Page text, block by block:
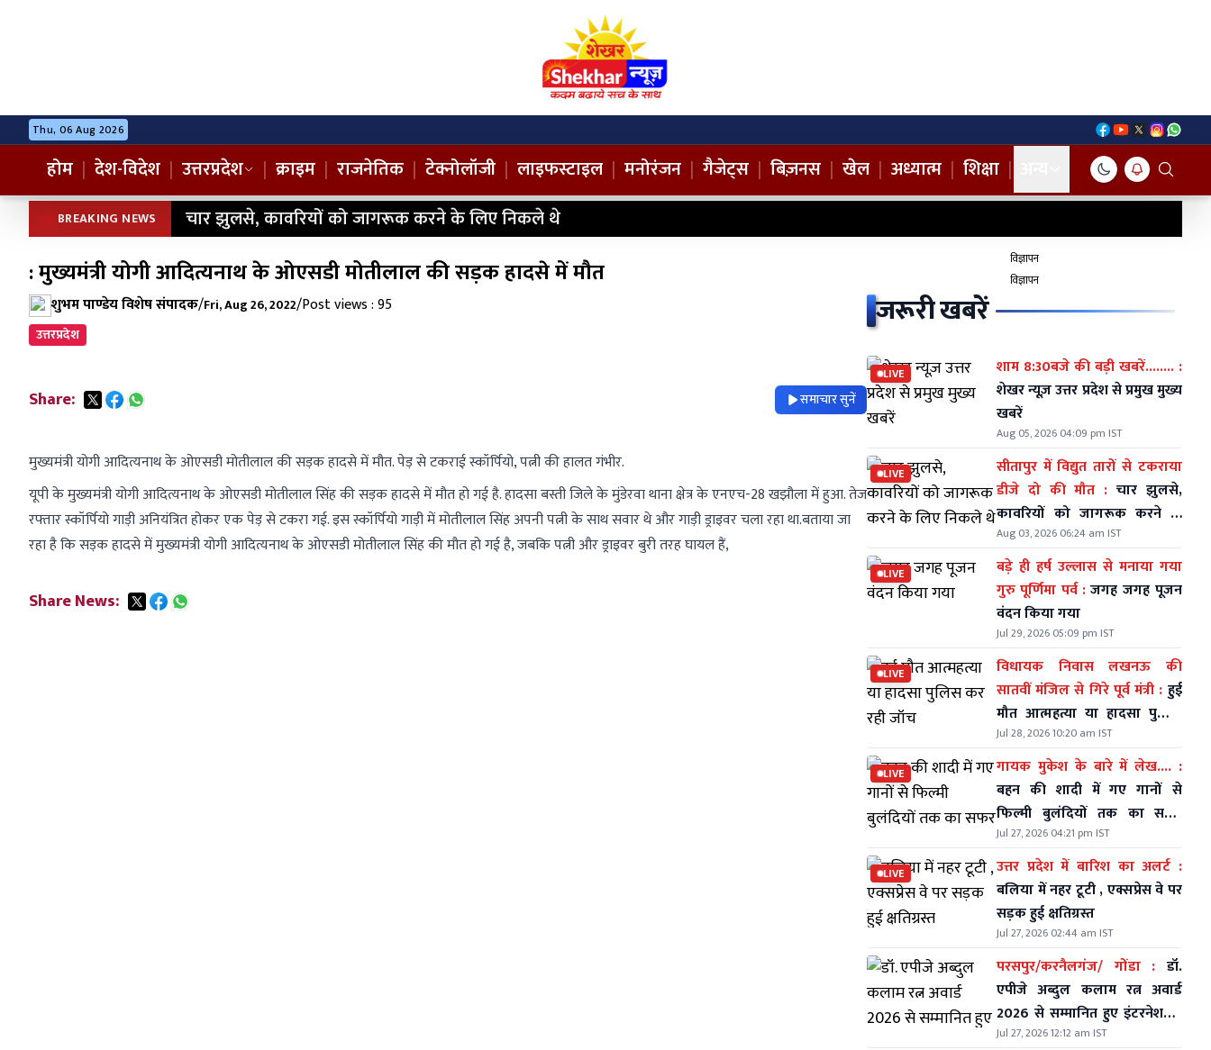
Thu, 06 Aug 2026
होम | देश-विदेश | उत्तरप्रदेश | क्राइम | राजनेतिक | टेक्नोलॉजी | लाइफस्टाइल | मनोरंजन | गैजेट्स | बिज़नस | खेल | अध्यात्म | शिक्षा |
BREAKING NEWS चार झुलसे, कावरियों को जागरूक करने के लिए निकले थे
: मुख्यमंत्री योगी आदित्यनाथ के ओएसडी मोतीलाल की सड़क हादसे में मौत
शुभम पाण्डेय विशेष संपादक/Fri, Aug 26, 2022/Post views : 95
उत्तरप्रदेश
Share: समाचार सुनें
मुख्यमंत्री योगी आदित्यनाथ के ओएसडी मोतीलाल की सड़क हादसे में मौत. पेड़ से टकराई स्कॉर्पियो, पत्नी की हालत गंभीर.
यूपी के मुख्यमंत्री योगी आदित्यनाथ के ओएसडी मोतीलाल सिंह की सड़क हादसे में मौत हो गई है. हादसा बस्ती जिले के मुंडेरवा थाना क्षेत्र के एनएच-28 खझौला में हुआ. तेज
रफ्तार स्कॉर्पियो गाड़ी अनियंत्रित होकर एक पेड़ से टकरा गई. इस स्कॉर्पियो गाड़ी में मोतीलाल सिंह अपनी पत्नी के साथ सवार थे और गाड़ी ड्राइवर चला रहा था.बताया जा
रहा है कि सड़क हादसे में मुख्यमंत्री योगी आदित्यनाथ के ओएसडी मोतीलाल सिंह की मौत हो गई है, जबकि पत्नी और ड्राइवर बुरी तरह घायल हैं,
Share News:
विज्ञापन
विज्ञापन
जरूरी खबरें
LIVE
शाम 8:30बजे की बड़ी खबरें........ :
शेखर न्यूज़ उत्तर प्रदेश से प्रमुख मुख्य
खबरें
Aug 05, 2026 04:09 pm IST
LIVE
सीतापुर में विद्युत तारों से टकराया
डीजे दो की मौत : चार झुलसे,
कावरियों को जागरूक करने के
लिए निकले थे
Aug 03, 2026 06:24 am IST
LIVE
बड़े ही हर्ष उल्लास से मनाया गया
गुरु पूर्णिमा पर्व :जगह जगह पूजन
वंदन किया गया
Jul 29, 2026 05:09 pm IST
LIVE
विधायक निवास लखनऊ की
सातवीं मंजिल से गिरे पूर्व मंत्री : हुई
मौत आत्महत्या या हादसा पुलिस
कर रही जॉच
Jul 28, 2026 10:20 am IST
LIVE
गायक मुकेश के बारे में लेख.... :
बहन की शादी में गए गानों से
फिल्मी बुलंदियों तक का सफर
मुकेश ने कैसे तय किया देखें
Jul 27, 2026 04:21 pm IST
LIVE
उत्तर प्रदेश में बारिश का अलर्ट :
बलिया में नहर टूटी , एक्सप्रेस वे पर
सड़क हुई क्षतिग्रस्त
Jul 27, 2026 02:44 am IST
परसपुर/करनैलगंज/ गोंडा : डॉ.
एपीजे अब्दुल कलाम रत्न अवार्ड
2026 से सम्मानित हुए इंटरनेशनल
जादूगर 'मिस्टर इंडिया'
Jul 27, 2026 12:12 am IST